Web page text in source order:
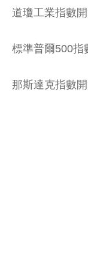
道瓊工業指數
標準普爾500指
那斯達克指數